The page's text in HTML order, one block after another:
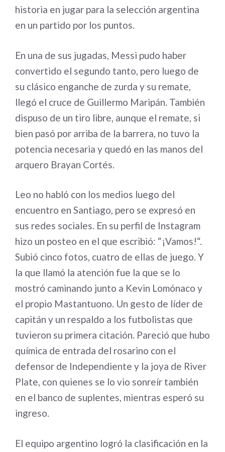
historia en jugar para la selección argentina
en un partido por los puntos.
En una de sus jugadas, Messi pudo haber
convertido el segundo tanto, pero luego de
su clásico enganche de zurda y su remate,
llegó el cruce de Guillermo Maripán. También
dispuso de un tiro libre, aunque el remate, si
bien pasó por arriba de la barrera, no tuvo la
potencia necesaria y quedó en las manos del
arquero Brayan Cortés.
Leo no habló con los medios luego del
encuentro en Santiago, pero se expresó en
sus redes sociales. En su perfil de Instagram
hizo un posteo en el que escribió: “¡Vamos!“.
Subió cinco fotos, cuatro de ellas de juego. Y
la que llamó la atención fue la que se lo
mostró caminando junto a Kevin Lomónaco y
el propio Mastantuono. Un gesto de líder de
capitán y un respaldo a los futbolistas que
tuvieron su primera citación. Pareció que hubo
química de entrada del rosarino con el
defensor de Independiente y la joya de River
Plate, con quienes se lo vio sonreír también
en el banco de suplentes, mientras esperó su
ingreso.
El equipo argentino logró la clasificación en la